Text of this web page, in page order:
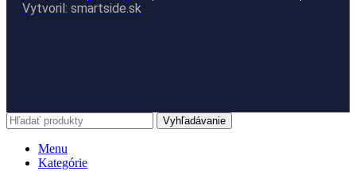
Vytvoril: smartside.sk
Vyhľadávanie
Menu
Kategórie